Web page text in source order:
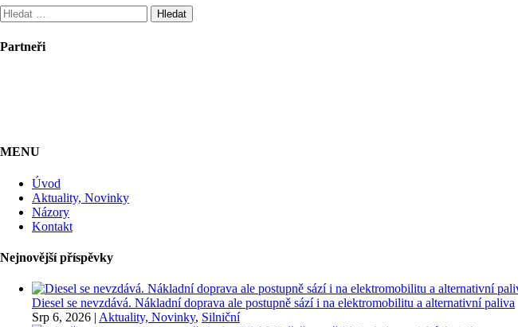
Vyhledávání
Partneři
MENU
Úvod
Aktuality, Novinky
Názory
Kontakt
Nejnovější příspěvky
Diesel se nevzdává. Nákladní doprava ale postupně sází i na elektromobilitu a alternativní paliva
Srp 6, 2026 | Aktuality, Novinky, Silniční